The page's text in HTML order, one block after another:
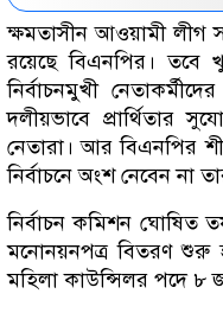
ক্ষমতাসীন আওয়ামী লীগ
রয়েছে বিএনপির। তবে
নির্বাচনমুখী
দলীয়ভাবে প্রার্থিতার
নেতারা। আর বিএনপির
নির্বাচনে অংশ নেবেন না
নির্বাচন কমিশন ঘোষিত
মনোনয়নপত্র বিতরণ শুরু
মহিলা কাউন্সিলর পদে ৮